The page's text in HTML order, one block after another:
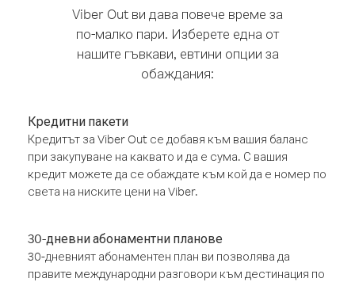
Viber Out ви дава повече време за
по-малко пари. Изберете една от
нашите гъвкави, евтини опции за
обаждания:
Кредитни пакети
Кредитът за Viber Out се добавя към вашия баланс
при закупуване на каквато и да е сума. С вашия
кредит можете да се обаждате към кой да е номер по
света на ниските цени на Viber.
30-дневни абонаментни планове
30-дневният абонаментен план ви позволява да
правите международни разговори към дестинация по